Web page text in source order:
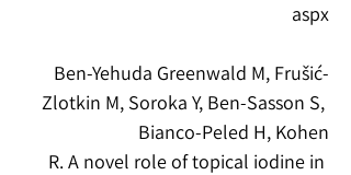
aspx
Ben-Yehuda Greenwald M, Frušić-
Zlotkin M, Soroka Y, Ben-Sasson S,
Bianco-Peled H, Kohen
R. A novel role of topical iodine in